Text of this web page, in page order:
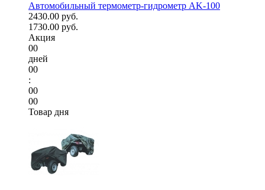
Автомобильный термометр-гидрометр AK-100
2430.00 руб.
1730.00 руб.
Акция
00
дней
00
:
00
00
Товар дня